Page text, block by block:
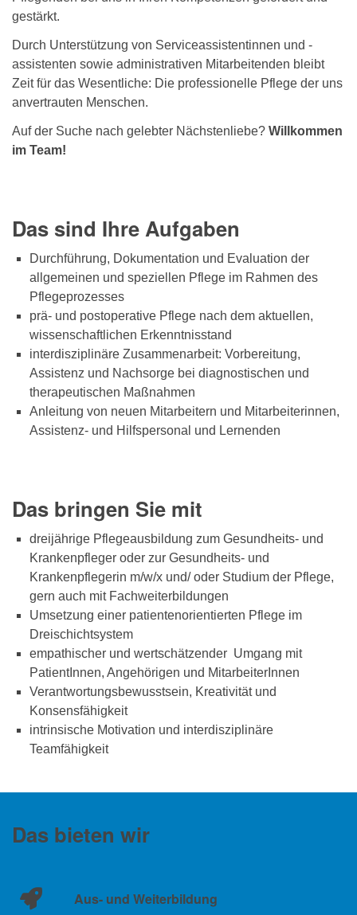
gestärkt.
Durch Unterstützung von Serviceassistentinnen und -
assistenten sowie administrativen Mitarbeitenden bleibt
Zeit für das Wesentliche: Die professionelle Pflege der uns
anvertrauten Menschen.
Auf der Suche nach gelebter Nächstenliebe? Willkommen
im Team!
Das sind Ihre Aufgaben
Durchführung, Dokumentation und Evaluation der
allgemeinen und speziellen Pflege im Rahmen des
Pflegeprozesses
prä- und postoperative Pflege nach dem aktuellen,
wissenschaftlichen Erkenntnisstand
interdisziplinäre Zusammenarbeit: Vorbereitung,
Assistenz und Nachsorge bei diagnostischen und
therapeutischen Maßnahmen
Anleitung von neuen Mitarbeitern und Mitarbeiterinnen,
Assistenz- und Hilfspersonal und Lernenden
Das bringen Sie mit
dreijährige Pflegeausbildung zum Gesundheits- und
Krankenpfleger oder zur Gesundheits- und
Krankenpflegerin m/w/x und/ oder Studium der Pflege,
gern auch mit Fachweiterbildungen
Umsetzung einer patientenorientierten Pflege im
Dreischichtsystem
empathischer und wertschätzender Umgang mit
PatientInnen, Angehörigen und MitarbeiterInnen
Verantwortungsbewusstsein, Kreativität und
Konsensfähigkeit
intrinsische Motivation und interdisziplinäre
Teamfähigkeit
Das bieten wir
Aus- und Weiterbildung